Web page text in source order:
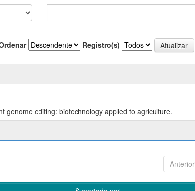
Registro(s)
genome editing: biotechnology applied to agriculture.
Anterior